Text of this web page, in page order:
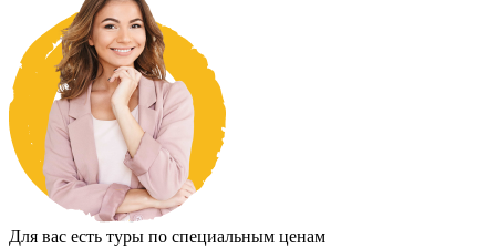
Для вас есть туры по специальным ценам